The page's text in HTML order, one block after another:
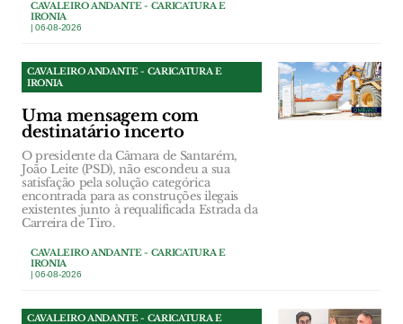
CAVALEIRO ANDANTE - CARICATURA E
IRONIA
| 06-08-2026
CAVALEIRO ANDANTE - CARICATURA E
IRONIA
Uma mensagem com
destinatário incerto
O presidente da Câmara de Santarém,
João Leite (PSD), não escondeu a sua
satisfação pela solução categórica
encontrada para as construções ilegais
existentes junto à requalificada Estrada da
Carreira de Tiro.
CAVALEIRO ANDANTE - CARICATURA E
IRONIA
| 06-08-2026
CAVALEIRO ANDANTE - CARICATURA E